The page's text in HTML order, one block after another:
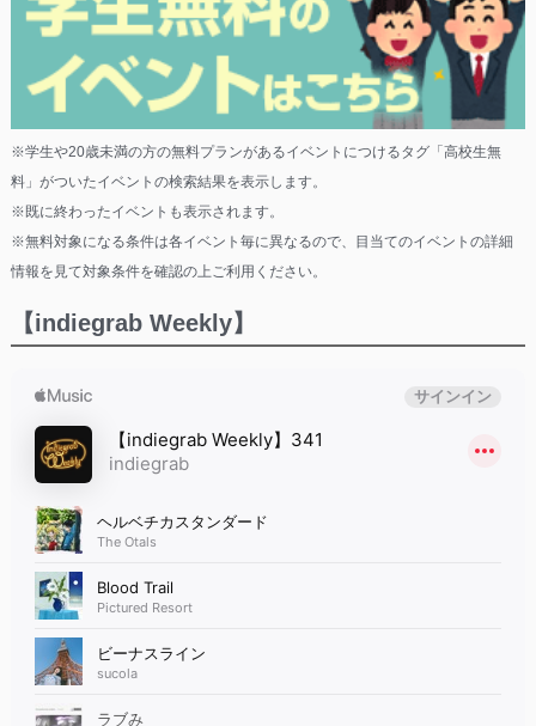
※学生や20歳未満の方の無料プランがあるイベントにつけるタグ「高校生無
料」がついたイベントの検索結果を表示します。
※既に終わったイベントも表示されます。
※無料対象になる条件は各イベント毎に異なるので、目当てのイベントの詳細
情報を見て対象条件を確認の上ご利用ください。
【indiegrab Weekly】